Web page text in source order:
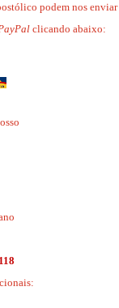
podem nos enviar
clicando abaixo: